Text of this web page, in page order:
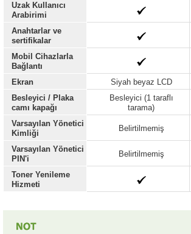
Uzak Kullanıcı
Arabirimi
Anahtarlar ve
sertifikalar
Mobil Cihazlarla
Bağlantı
Ekran
Siyah beyaz LCD
Besleyici / Plaka
camı kapağı
Besleyici (1 taraflı
tarama)
Varsayılan Yönetici
Kimliği
Belirtilmemiş
Varsayılan Yönetici
PIN'i
Belirtilmemiş
Toner Yenileme
Hizmeti